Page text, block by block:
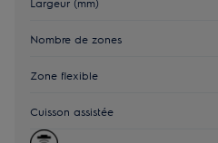
Nombre de zones
Zone flexible
Cuisson assistée